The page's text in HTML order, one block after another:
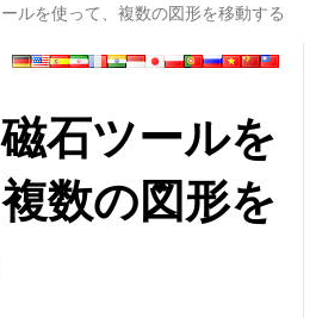
ルを使って、複数の図形を移動する
石ツールを
数の図形を